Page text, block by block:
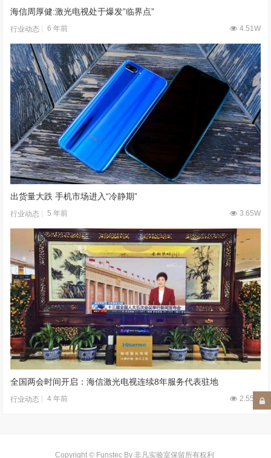
海信周厚健:激光电视处于爆发”临界点”
行业动态 6 年前 4.51W
出货量大跌 手机市场进入“冷静期”
行业动态 5 年前 3.65W
全国两会时间开启：海信激光电视连续8年服务代表驻地
行业动态 4 年前 2.55W
Copyright © Funstec By 非凡实验室保留所有权利